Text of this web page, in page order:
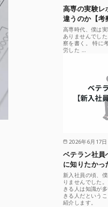
高専の実験レ
違うのか【考
高専時代、僕は
ありませんでし
察を書く。 特に
労した …
2026年6月17日
ベテラン社員
に知りたかっ
新入社員の頃、
りませんでした
きる人は知識が
きる人だという
紹介します。